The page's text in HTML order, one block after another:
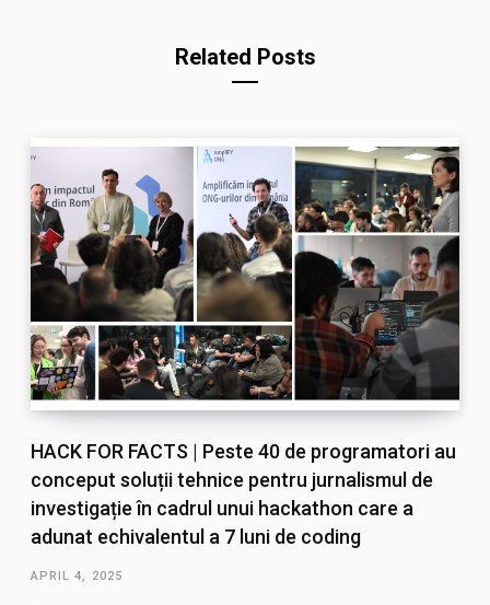
Related Posts
HACK FOR FACTS | Peste 40 de programatori au
conceput soluții tehnice pentru jurnalismul de
investigație în cadrul unui hackathon care a
adunat echivalentul a 7 luni de coding
APRIL 4, 2025